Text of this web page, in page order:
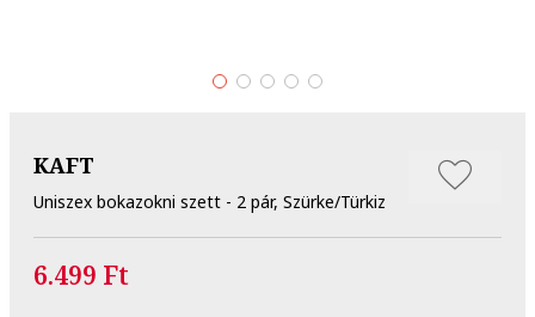
KAFT
Uniszex bokazokni szett - 2 pár, Szürke/Türkiz
6.499 Ft